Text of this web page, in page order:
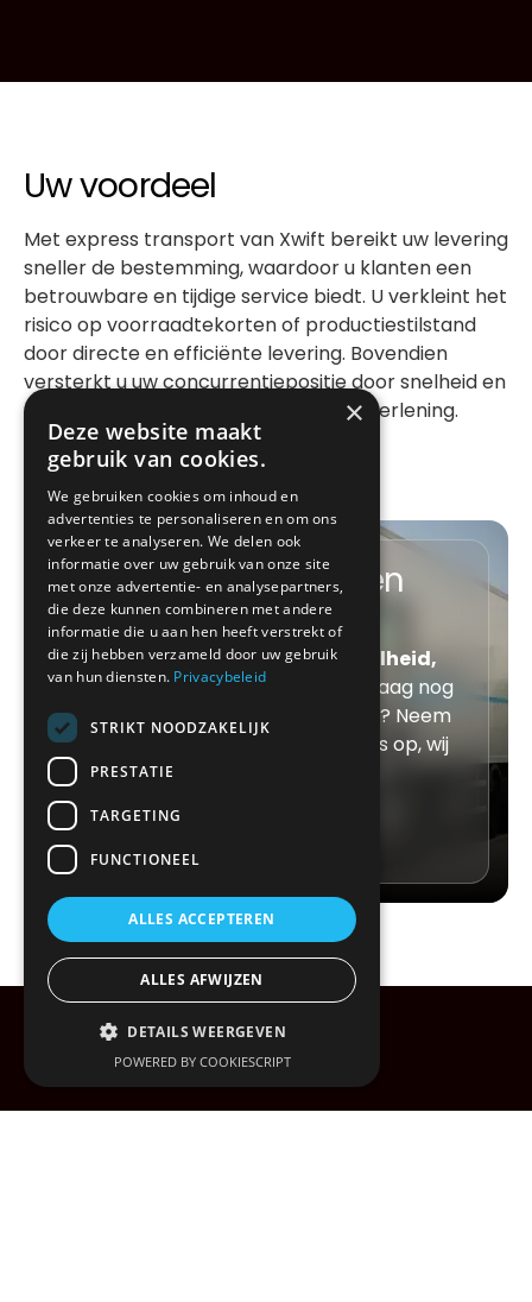
Uw voordeel
Met express transport van Xwift bereikt uw levering
sneller de bestemming, waardoor u klanten een
betrouwbare en tijdige service biedt. U verkleint het
risico op voorraadtekorten of productiestilstand
door directe en efficiënte levering. Bovendien
versterkt u uw concurrentiepositie door snelheid en
flexibiliteit als extra troef in uw dienstverlening.
Snelheid, zekerheid en
service
Met Xwift Express kiest u voor
snelheid,
zekerheid en service . Wilt u vandaag nog
een express transport aanvragen? Neem
dan rechtstreeks contact met ons op, wij
staan altijd voor u klaar.
Contacteer ons
×
Deze website maakt
gebruik van cookies.
We gebruiken cookies om inhoud en
advertenties te personaliseren en om ons
verkeer te analyseren. We delen ook
informatie over uw gebruik van onze site
met onze advertentie- en analysepartners,
die deze kunnen combineren met andere
informatie die u aan hen heeft verstrekt of
die zij hebben verzameld door uw gebruik
van hun diensten. Privacybeleid
STRIKT NOODZAKELIJK
PRESTATIE
TARGETING
FUNCTIONEEL
ALLES ACCEPTEREN
ALLES AFWIJZEN
DETAILS WEERGEVEN
POWERED BY COOKIESCRIPT